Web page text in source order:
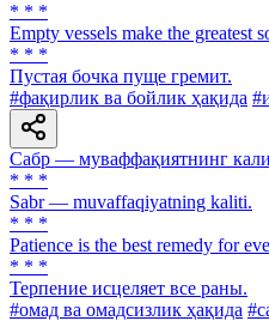
* * *
Empty vessels make the greatest
* * *
Пустая бочка пуще гремит.
#фақирлик ва бойлик ҳақида
Сабр — муваффақиятнинг
* * *
Sabr — muvaffaqiyatning kaliti.
* * *
Patience is the best remedy for
* * *
Терпение исцеляет все раны.
#омад ва омадсизлик ҳақида